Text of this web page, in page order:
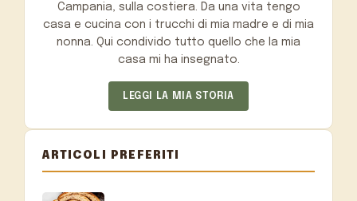
Campania, sulla costiera. Da una vita tengo
casa e cucina con i trucchi di mia madre e di mia
nonna. Qui condivido tutto quello che la mia
casa mi ha insegnato.
LEGGI LA MIA STORIA
ARTICOLI PREFERITI